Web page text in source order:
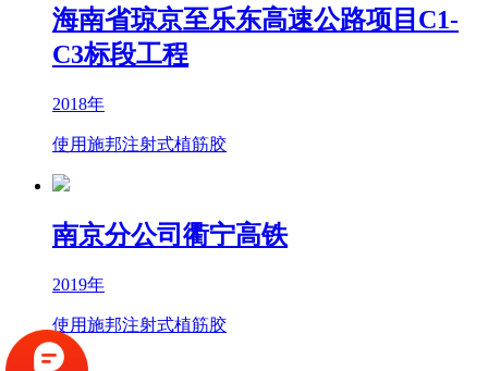
海南省琼京至乐东高速公路项目C1-
C3标段工程
2018年
使用施邦注射式植筋胶
南京分公司衢宁高铁
2019年
使用施邦注射式植筋胶